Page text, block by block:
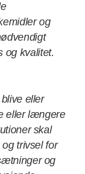
og
og kvalitet.
eller
eller længere
skal
trivsel for
og